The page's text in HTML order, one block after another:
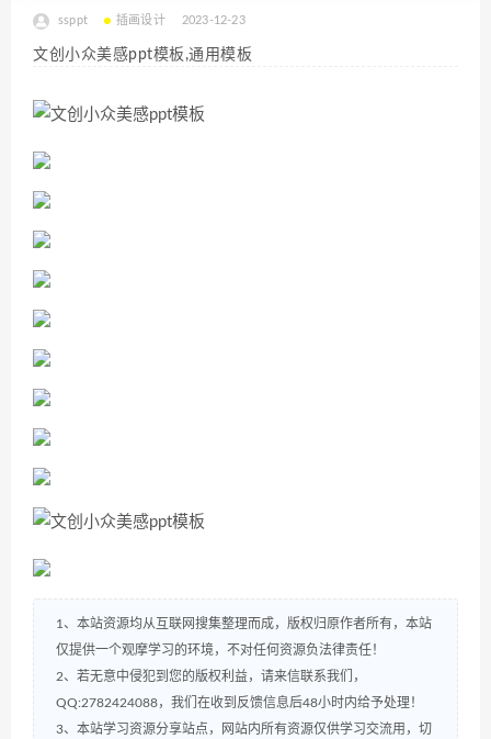
ssppt 插画设计 2023-12-23
文创小众美感ppt模板,通用模板
1、本站资源均从互联网搜集整理而成，版权归原作者所有，本站
仅提供一个观摩学习的环境，不对任何资源负法律责任！
2、若无意中侵犯到您的版权利益，请来信联系我们，
QQ:2782424088，我们在收到反馈信息后48小时内给予处理！
3、本站学习资源分享站点，网站内所有资源仅供学习交流用，切